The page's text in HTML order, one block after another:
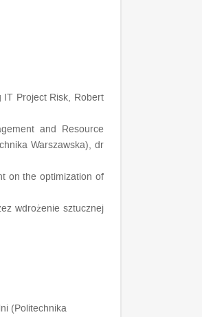
IT Project Risk, Robert
and Resource
Warszawska), dr
on the optimization of
wdrożenie sztucznej
(Politechnika